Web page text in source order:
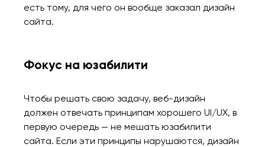
есть тому, для чего он вообще заказал дизайн
сайта.
Фокус на юзабилити
Чтобы решать свою задачу, веб-дизайн
должен отвечать принципам хорошего UI/UX, в
первую очередь — не мешать юзабилити
сайта. Если эти принципы нарушаются, дизайн